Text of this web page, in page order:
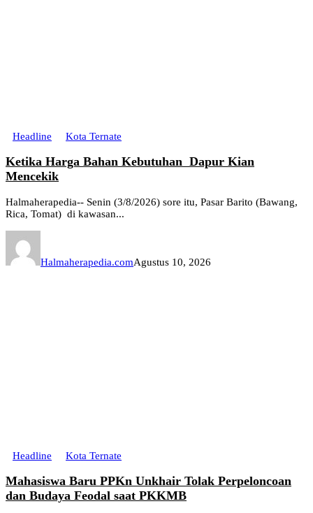
Headline Kota Ternate
Ketika Harga Bahan Kebutuhan Dapur Kian
Mencekik
Halmaherapedia-- Senin (3/8/2026) sore itu, Pasar Barito (Bawang,
Rica, Tomat) di kawasan...
Halmaherapedia.comAgustus 10, 2026
Headline Kota Ternate
Mahasiswa Baru PPKn Unkhair Tolak Perpeloncoan
dan Budaya Feodal saat PKKMB